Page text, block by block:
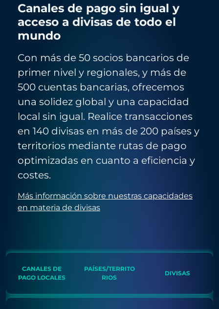
Canales de pago sin igual y
acceso a divisas de todo el
mundo
Con más de 50 socios bancarios de
primer nivel y regionales, y más de
500 cuentas bancarias, ofrecemos
una solidez global y una capacidad
local sin igual. Realice transacciones
en 140 divisas en más de 200 países y
territorios mediante rutas de pago
optimizadas en cuanto a eficiencia y
costes.
Más información sobre nuestras capacidades
en materia de divisas
CANALES DE
PAGO LOCALES
PAÍSES/TERRITO
RIOS
DIVISAS